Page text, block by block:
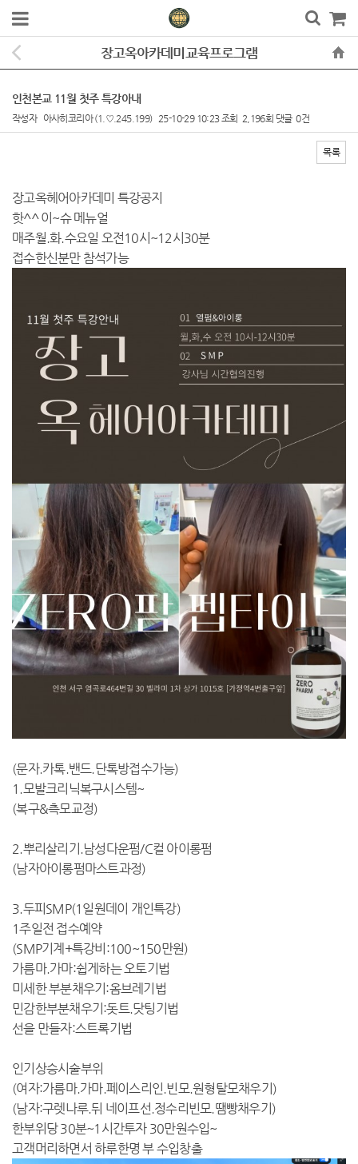
장고옥아카데미교육프로그램
인천본교 11월 첫주 특강아내
작성자 아사히코리아(1.♡.245.199) 25-10-29 10:23조회 2,196회 댓글 0건
목록
장고옥헤어아카데미 특강공지
핫^^ 이~슈 메뉴얼
매주월.화.수요일 오전10시~12시30분
접수한신분만 참석가능
(문자.카톡.밴드.단톡방접수가능)
1.모발크리닉복구시스템~
(복구&측모교정)
2.뿌리살리기.남성다운펌/C컬 아이롱펌
(남자아이롱펌마스트과정)
3.두피SMP(1일원데이 개인특강)
1주일전 접수예약
(SMP기계+특강비:100~150만원)
가름마.가마:쉽게하는 오토기법
미세한 부분채우기:옴브레기법
민감한부분채우기:돗트.닷팅기법
선을 만들자:스트록기법
인기상승시술부위
(여자:가름마.가마.페이스리인.빈모.원형탈모채우기)
(남자:구렛나루.뒤 네이프선.정수리빈모.땜빵채우기)
한부위당 30분~1시간투자 30만원수입~
고객머리하면서 하루한명 부 수입창출